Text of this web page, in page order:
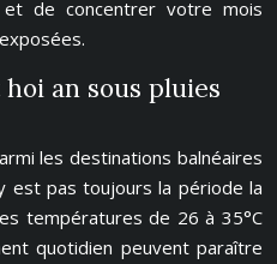
de concentrer votre mois
an sous pluies
les destinations balnéaires
est pas toujours la période la
températures de 26 à 35°C
quotidien peuvent paraître